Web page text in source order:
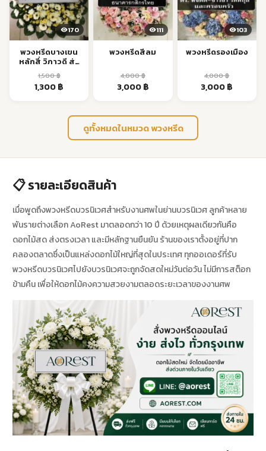
170
พวงหรีดบางเขน
หลักสี่ วิภาวดี ส่ง
ด่วน
1,500฿
Original
1,300฿
1,300 ฿.
111
พวงหรีดสีลม
4,000฿
Original
4,000 ฿.
3,000฿Current
3,000 ฿.
103
พวงหรีดรองเมือง
4,000฿
Original
3,000฿
ดูทั้งหมดในหมวด พวงหรีด
📋 รายละเอียดสินค้า
เมื่อพูดถึงพวงหรีดบวรนิเวศสำหรับงานศพในย่านบวรนิเวศ ลูกค้าหลาย
พันรายต่างเลือก AoRest มาตลอดกว่า 10 ปี ด้วยเหตุผลเดียวกันคือ
ดอกไม้สด ส่งตรงเวลา และมีหลักฐานยืนยัน ร้านของเราตั้งอยู่ที่ปาก
คลองตลาดซึ่งเป็นแหล่งดอกไม้ใหญ่ที่สุดในประเทศ ทุกออเดอร์ที่รับ
พวงหรีดบวรนิเวศไปยังบวรนิเวศจะถูกจัดสดใหม่วันต่อวัน ไม่มีการสต็อก
ข้ามคืน เพื่อให้ดอกไม้คงความสวยงามตลอดระยะเวลาของงานศพ